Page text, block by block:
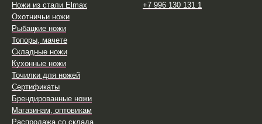
Ножи из стали Elmax
Охотничьи ножи
Рыбацкие ножи
Топоры, мачете
Складные ножи
Кухонные ножи
Точилки для ножей
Сертификаты
Брендированные ножи
Магазинам, оптовикам
Распродажа со склада
+7 996 130 131 1